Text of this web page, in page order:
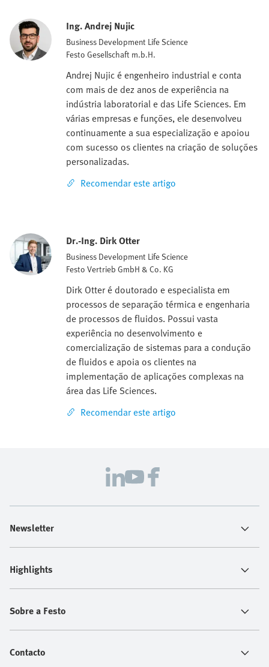
Ing. Andrej Nujic
Business Development Life Science
Festo Gesellschaft m.b.H.
Andrej Nujic é engenheiro industrial e conta
com mais de dez anos de experiência na
indústria laboratorial e das Life Sciences. Em
várias empresas e funções, ele desenvolveu
continuamente a sua especialização e apoiou
com sucesso os clientes na criação de soluções
personalizadas.
Recomendar este artigo
Dr.-Ing. Dirk Otter
Business Development Life Science
Festo Vertrieb GmbH & Co. KG
Dirk Otter é doutorado e especialista em
processos de separação térmica e engenharia
de processos de fluidos. Possui vasta
experiência no desenvolvimento e
comercialização de sistemas para a condução
de fluidos e apoia os clientes na
implementação de aplicações complexas na
área das Life Sciences.
Recomendar este artigo
Newsletter
Highlights
Sobre a Festo
Contacto